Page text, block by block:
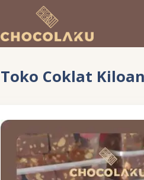
Toko Coklat